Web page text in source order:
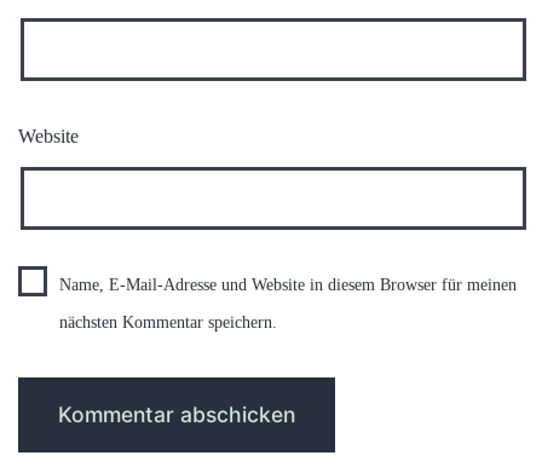
Website
Name, E-Mail-Adresse und Website in diesem Browser für meinen
nächsten Kommentar speichern.